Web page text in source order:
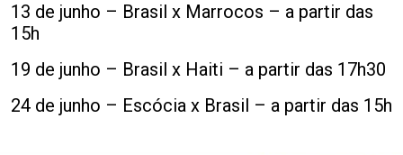
13 de junho – Brasil x Marrocos – a partir das
15h
19 de junho – Brasil x Haiti – a partir das 17h30
24 de junho – Escócia x Brasil – a partir das 15h